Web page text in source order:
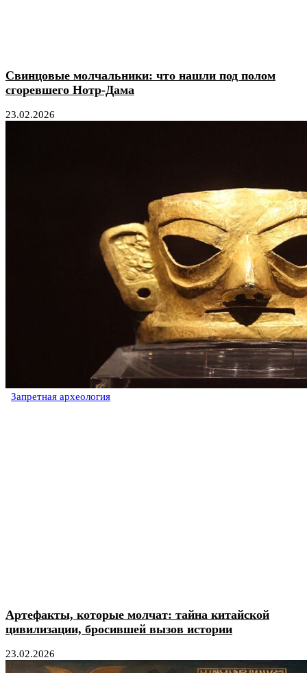
Свинцовые молчальники: что нашли под полом
сгоревшего Нотр-Дама
23.02.2026
Запретная археология
Артефакты, которые молчат: тайна китайской
цивилизации, бросившей вызов истории
23.02.2026